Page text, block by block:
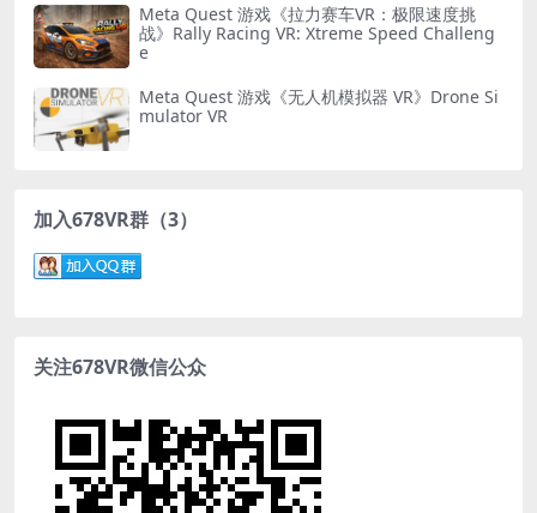
Meta Quest 游戏《拉力赛车VR：极限速度挑
战》Rally Racing VR: Xtreme Speed Challeng
e
Meta Quest 游戏《无人机模拟器 VR》Drone Si
mulator VR
加入678VR群（3）
关注678VR微信公众